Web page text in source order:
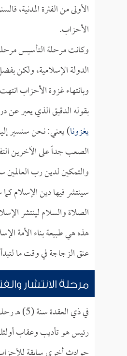
الأولى من الفترة المدنية،
الأحزاب.
وكانت مرحلة التأسيس
الدولة الإسلامية، ولكن
وبانتهاء غزوة الأحزاب
بقوله الدقيق الذي يعبر عن
يغزونا) يعني: نحن سنسير
الصعب جداً على الآخرين
والتمكين لدين رب العالمين
سينتشر فيها دين الإسلام
الصلاة والسلام لينتشر
هذه هي طبيعة بناء الأمة
عنق الزجاجة في وقت ما
مرحلة الانتشار
في ذي
رئيس هو تأديب وعقاب